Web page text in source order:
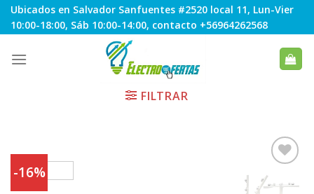
Skip
to
Ubicados en Salvador Sanfuentes #2520 local 11, Lun-Vier
10:00-18:00, Sáb 10:00-14:00, contacto +56964262568
FILTRAR
-16%